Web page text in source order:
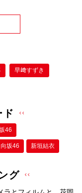
早﨑すずき
ド
46
向坂46 新垣結衣
グ